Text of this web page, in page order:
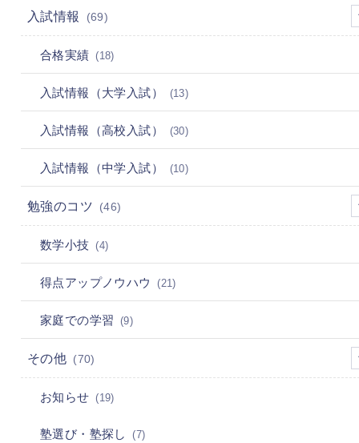
入試情報 (69)
合格実績 (18)
入試情報（大学入試） (13)
入試情報（高校入試） (30)
入試情報（中学入試） (10)
勉強のコツ (46)
数学小技 (4)
得点アップノウハウ (21)
家庭での学習 (9)
その他 (70)
お知らせ (19)
塾選び・塾探し (7)